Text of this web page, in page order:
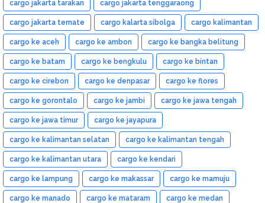
cargo jakarta tarakan cargo jakarta tenggaraong
cargo jakarta ternate cargo kalarta sibolga cargo kalimantan
cargo ke aceh cargo ke ambon cargo ke bangka belitung
cargo ke batam cargo ke bengkulu cargo ke bintan
cargo ke cirebon cargo ke denpasar cargo ke flores
cargo ke gorontalo cargo ke jambi cargo ke jawa tengah
cargo ke jawa timur cargo ke jayapura
cargo ke kalimantan selatan cargo ke kalimantan tengah
cargo ke kalimantan utara cargo ke kendari
cargo ke lampung cargo ke makassar cargo ke mamuju
cargo ke manado cargo ke mataram cargo ke medan